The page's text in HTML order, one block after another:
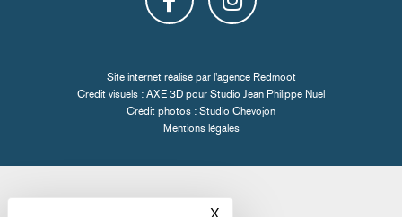
X
Site internet réalisé par l'agence Redmoot
Crédit visuels : AXE 3D pour Studio Jean Philippe Nuel
Crédit photos : Studio Chevojon
Mentions légales